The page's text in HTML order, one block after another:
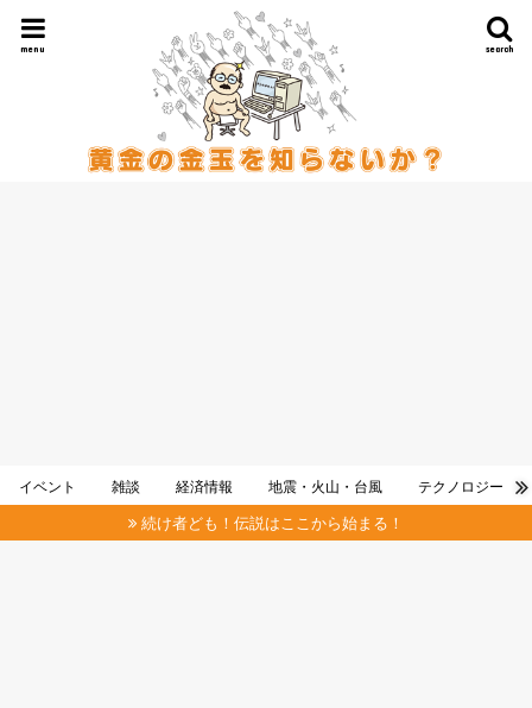
search
menu
イベント 雑談 経済情報 地震・火山・台風 テクノロジー
続け者ども！伝説はここから始まる！